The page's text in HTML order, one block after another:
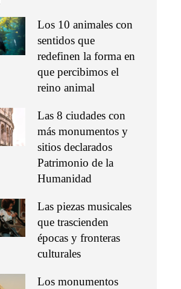
Los 10 animales con
sentidos que
redefinen la forma en
que percibimos el
reino animal
Las 8 ciudades con
más monumentos y
sitios declarados
Patrimonio de la
Humanidad
Las piezas musicales
que trascienden
épocas y fronteras
culturales
Los monumentos